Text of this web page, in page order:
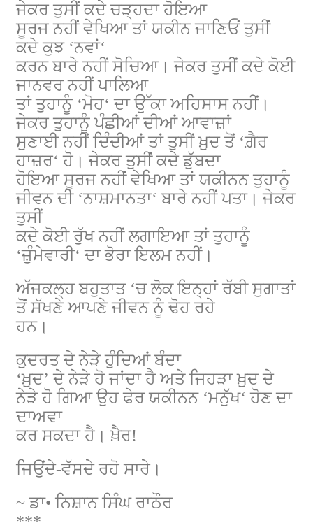
ਜੇਕਰ ਤੁਸੀਂ ਕਦੇ ਚੜ੍ਹਦਾ ਹੋਇਆ
ਸੂਰਜ ਨਹੀਂ ਵੇਖਿਆ ਤਾਂ ਯਕੀਨ ਜਾਣਿਓਂ ਤੁਸੀਂ
ਕਦੇ ਕੁਝ ‘ਨਵਾਂ‘
ਕਰਨ ਬਾਰੇ ਨਹੀਂ ਸੋਚਿਆ। ਜੇਕਰ ਤੁਸੀਂ ਕਦੇ ਕੋਈ
ਜਾਨਵਰ ਨਹੀਂ ਪਾਲਿਆ
ਤਾਂ ਤੁਹਾਨੂੰ ‘ਮੋਹ‘ਦਾ ਉੱਕਾ ਅਹਿਸਾਸ ਨਹੀਂ।
ਜੇਕਰ ਤੁਹਾਨੂੰ ਪੰਛੀਆਂ ਦੀਆਂ ਆਵਾਜ਼ਾਂ
ਸੁਣਾਈ ਨਹੀਂ ਦਿੰਦੀਆਂ ਤਾਂ ਤੁਸੀਂ ਖ਼ੁਦ ਤੋਂ ‘ਗ਼ੈਰ
ਹਾਜ਼ਰ‘ਹੋ। ਜੇਕਰ ਤੁਸੀਂ ਕਦੇ ਡੁੱਬਦਾ
ਹੋਇਆ ਸੂਰਜ ਨਹੀਂ ਵੇਖਿਆ ਤਾਂ ਯਕੀਨਨ ਤੁਹਾਨੂੰ
ਜੀਵਨ ਦੀ ‘ਨਾਸ਼ਮਾਨਤਾ‘ਬਾਰੇ ਨਹੀਂ ਪਤਾ। ਜੇਕਰ
ਤੁਸੀਂ
ਕਦੇ ਕੋਈ ਰੁੱਖ ਨਹੀਂ ਲਗਾਇਆ ਤਾਂ ਤੁਹਾਨੂੰ
‘ਜ਼ੁੰਮੇਵਾਰੀ‘ਦਾ ਭੋਰਾ ਇਲਮ ਨਹੀਂ।
ਅੱਜਕਲ੍ਹ ਬਹੁਤਾਤ ‘ਚ ਲੋਕ ਇਨ੍ਹਾਂ ਰੱਬੀ ਸੁਗਾਤਾਂ
ਤੋਂ ਸੱਖਣੇ ਆਪਣੇ ਜੀਵਨ ਨੂੰ ਢੋਹ ਰਹੇ
ਹਨ।
ਕੁਦਰਤ ਦੇ ਨੇੜੇ ਹੁੰਦਿਆਂ ਬੰਦਾ
‘ਖ਼ੁਦ’ ਦੇ ਨੇੜੇ ਹੋ ਜਾਂਦਾ ਹੈ ਅਤੇ ਜਿਹੜਾ ਖ਼ੁਦ ਦੇ
ਨੇੜੇ ਹੋ ਗਿਆ ਉਹ ਫੇਰ ਯਕੀਨਨ ‘ਮਨੁੱਖ‘ਹੋਣ ਦਾ
ਦਾਅਵਾ
ਕਰ ਸਕਦਾ ਹੈ। ਖ਼ੈਰ!
ਜਿਉਂਦੇ-ਵੱਸਦੇ ਰਹੋ ਸਾਰੇ।
~ਡਾ• ਨਿਸ਼ਾਨ ਸਿੰਘ ਰਾਠੌਰ
***